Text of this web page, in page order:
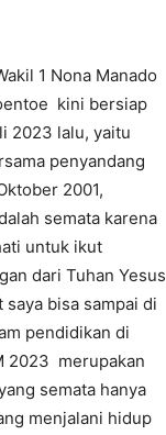
1 Nona Manado
kini bersiap
2023 lalu, yaitu
penyandang
2001,
semata karena
untuk ikut
dari Tuhan Yesus
bisa sampai di
pendidikan di
2023 merupakan
semata hanya
menjalani hidup